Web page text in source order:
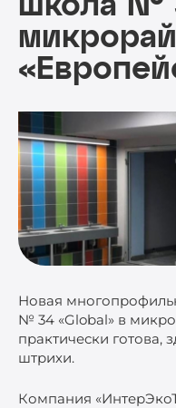
школа №
Новая
№ 34 «Global» в
практически готова,
штрихи.
Компания